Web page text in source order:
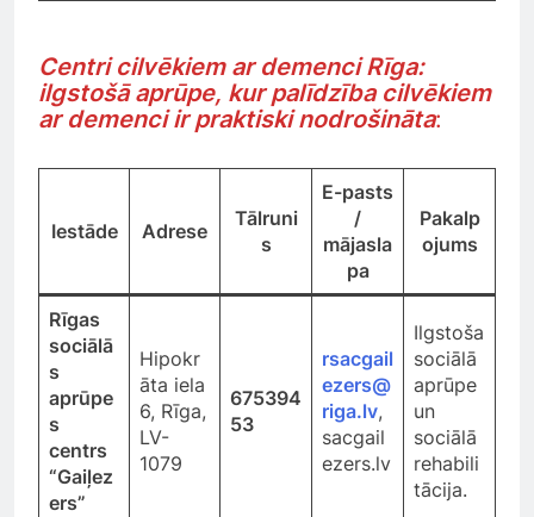
Centri cilvēkiem ar demenci Rīga:
ilgstošā aprūpe, kur palīdzība cilvēkiem
ar demenci ir praktiski nodrošināta:
Iestāde Adrese
Tālruni
s
E-pasts
/
mājasla
pa
Pakalp
ojums
Rīgas
sociālā
s
aprūpe
s
centrs
“Gaiļez
ers”
Hipokr
āta iela
6, Rīga,
LV-
1079
675394
53
rsacgail
ezers@
riga.lv,
sacgail
ezers.lv
Ilgstoša
sociālā
aprūpe
un
sociālā
rehabili
tācija.